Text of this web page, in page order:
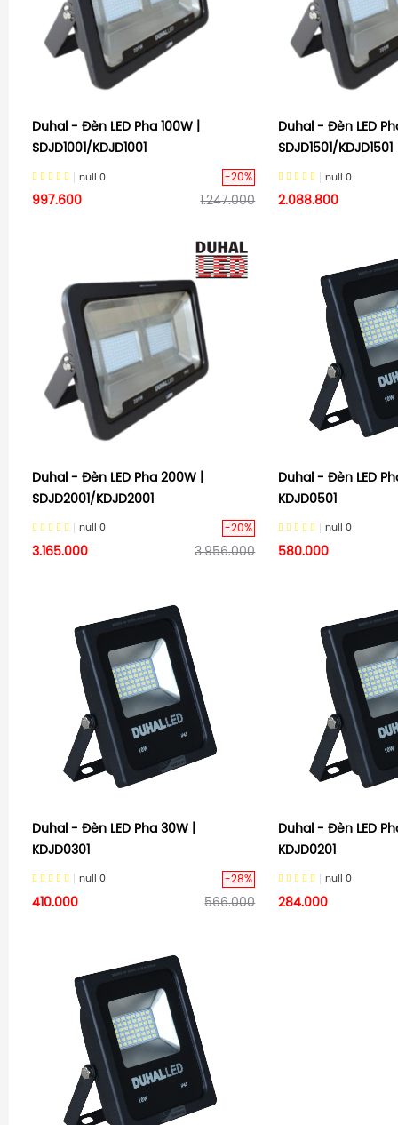
Duhal - Đèn LED Pha 100W |
SDJD1001/KDJD1001
null 0 -20%
997.600 1.247.000
Duhal - Đèn LED
SDJD1501/KDJD1501
null 0
2.088.800
Duhal - Đèn LED Pha 200W |
SDJD2001/KDJD2001
null 0 -20%
3.165.000 3.956.000
Duhal - Đèn LED
KDJD0501
null 0
580.000
Duhal - Đèn LED Pha 30W |
KDJD0301
null 0 -28%
410.000 566.000
Duhal - Đèn LED
KDJD0201
null 0
284.000